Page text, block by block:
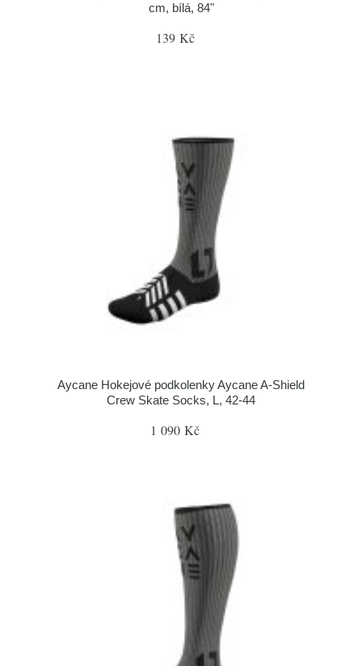
cm, bílá, 84"
139 Kč
Aycane Hokejové podkolenky Aycane A-Shield
Crew Skate Socks, L, 42-44
1 090 Kč